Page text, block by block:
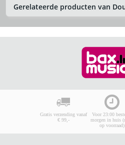
Gerelateerde producten van
Gratis verzending vanaf
€ 99,-
Voor 23:00
morgen in huis
op voorraad)